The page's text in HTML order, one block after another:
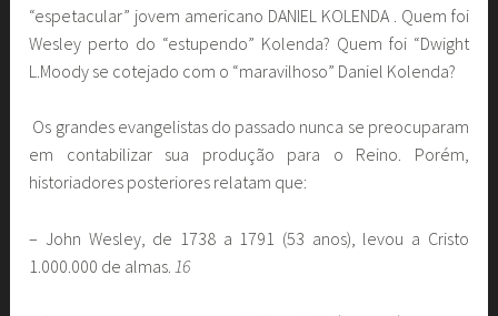
“espetacular” jovem americano DANIEL KOLENDA . Quem foi
Wesley perto do “estupendo” Kolenda? Quem foi “Dwight
L.Moody se cotejado com o “maravilhoso” Daniel Kolenda?
Os grandes evangelistas do passado nunca se preocuparam
em contabilizar sua produção para o Reino. Porém,
historiadores posteriores relatam que:
– John Wesley, de 1738 a 1791 (53 anos), levou a Cristo
1.000.000 de almas. 16